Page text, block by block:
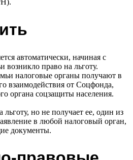
автоматически, начиная с
возникло право на льготу.
налоговые органы получают в
взаимодействия от Соцфонда,
органа соцзащиты населения.
но не получает ее, один из
в любой налоговый орган,
документы.